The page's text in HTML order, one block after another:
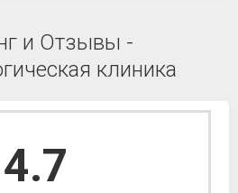
и Отзывы -
клиника
4.7